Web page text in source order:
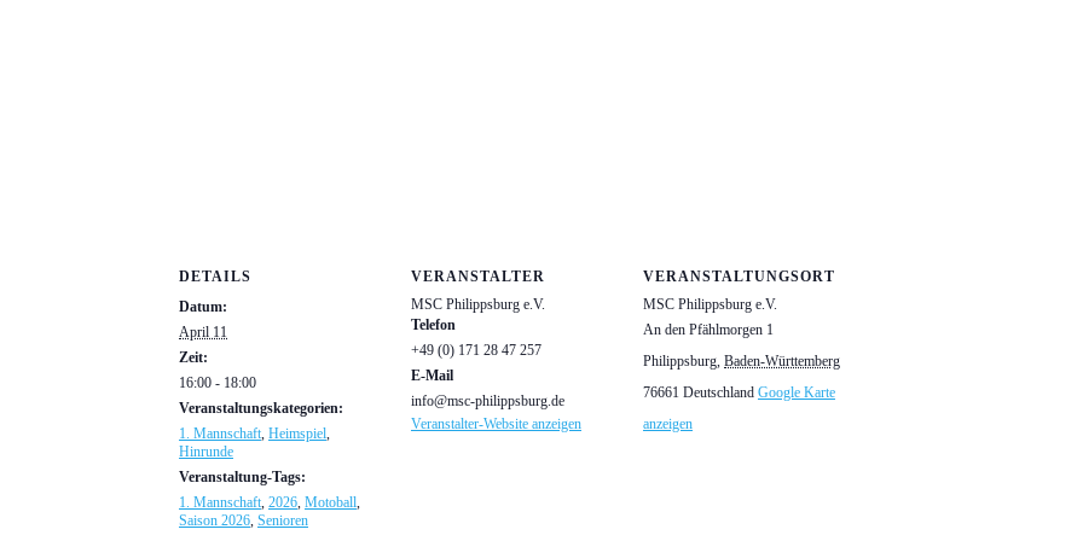
DETAILS
Datum:
April 11
Zeit:
16:00 - 18:00
Veranstaltungskategorien:
1. Mannschaft, Heimspiel,
Hinrunde
Veranstaltung-Tags:
1. Mannschaft, 2026, Motoball,
Saison 2026, Senioren
VERANSTALTER
MSC Philippsburg e.V.
Telefon
+49 (0) 171 28 47 257
E-Mail
info@msc-philippsburg.de
Veranstalter-Website anzeigen
VERANSTALTUNGSORT
MSC Philippsburg e.V.
An den Pfählmorgen 1
Philippsburg, Baden-Württemberg
76661 Deutschland Google Karte
anzeigen